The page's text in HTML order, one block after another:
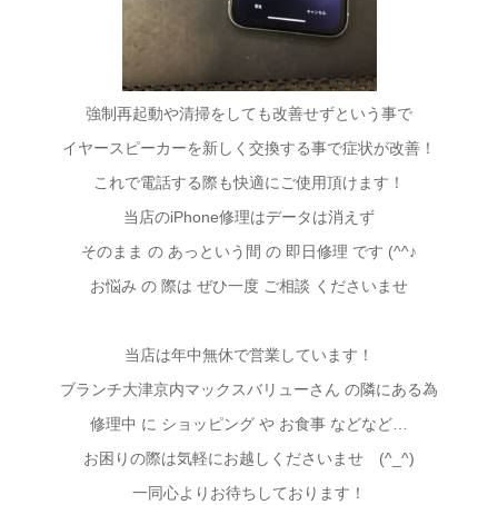
強制再起動や清掃をしても改善せずという事で
イヤースピーカーを新しく交換する事で症状が改善！
これで電話する際も快適にご使用頂けます！
当店のiPhone修理はデータは消えず
そのまま の あっという間 の 即日修理 です (^^♪
お悩み の 際は ぜひ一度 ご相談 くださいませ
当店は年中無休で営業しています！
ブランチ大津京内マックスバリューさん の隣にある為
修理中 に ショッピング や お食事 などなど…
お困りの際は気軽にお越しくださいませ (^_^)
一同心よりお待ちしております！